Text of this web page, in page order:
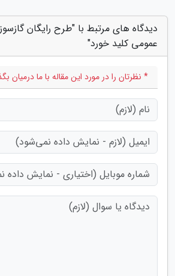
دیدگاه های مرتبط با "طرح رایگان
عمومی کلید خورد"
* نظرتان را در مورد این مقاله با ما درمیان